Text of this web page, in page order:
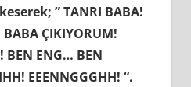
” TANRI BABA!
BABA ÇIKIYORUM!
ENG… BEN
EEENNGGGHH! “.